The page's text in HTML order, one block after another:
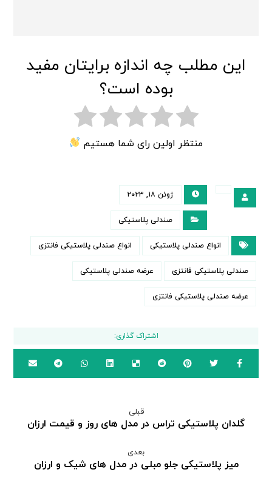
این مطلب چه اندازه برایتان مفید
بوده است؟
منتظر اولین رای شما هستیم
ژوئن ۱۸, ۲۰۲۳
صندلی پلاستیکی
انواع صندلی پلاستیکی انواع صندلی پلاستیکی فانتزی
صندلی پلاستیکی فانتزی عرضه صندلی پلاستیکی
عرضه صندلی پلاستیکی فانتزی
قبلی
گلدان پلاستیکی تراس در مدل های روز و قیمت ارزان
بعدی
میز پلاستیکی جلو مبلی در مدل های شیک و ارزان